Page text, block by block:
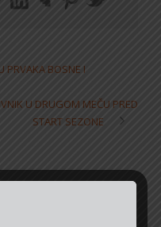
PRVAKA BOSNE I
U DRUGOM MEČU PRED
START SEZONE